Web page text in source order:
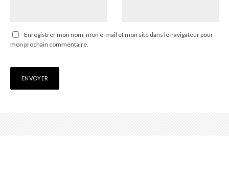
Enregistrer mon nom, mon e-mail et mon site dans le navigateur pour
mon prochain commentaire.